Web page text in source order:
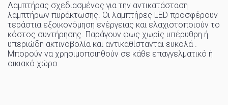
Λαμπτήρας σχεδιασμένος για την αντικατάσταση
λαμπτήρων πυράκτωσης. Οι λαμπτήρες LED προσφέρουν
τεράστια εξοικονόμηση ενέργειας και ελαχιστοποιούν το
κόστος συντήρησης. Παράγουν φως χωρίς υπέρυθρη ή
υπεριώδη ακτινοβολία και αντικαθίστανται ευκολά .
Μπορούν να χρησιμοποιηθούν σε κάθε επαγγελματικό ή
οικιακό χώρo.